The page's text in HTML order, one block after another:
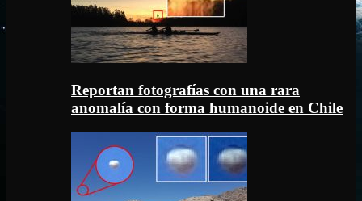
Reportan fotografías con una rara
anomalía con forma humanoide en Chile